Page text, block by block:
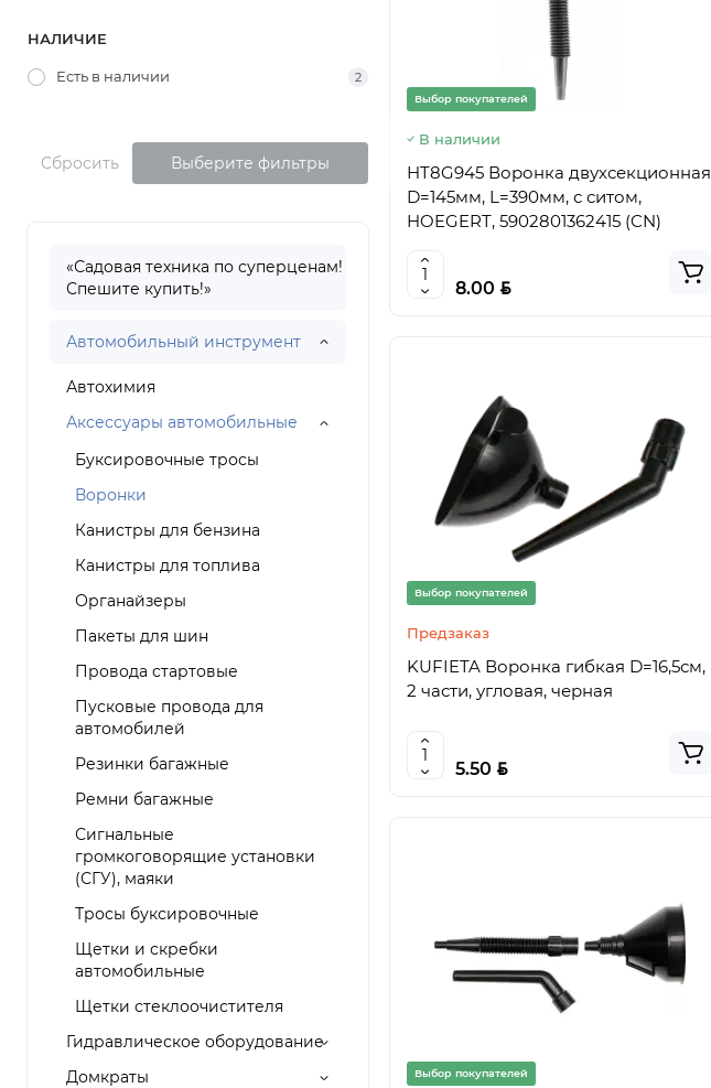
НАЛИЧИЕ
Есть в наличии 2
Сбросить Выберите фильтры
«Садовая техника по суперценам!
Спешите купить!»
Автомобильный инструмент
Автохимия
Аксессуары автомобильные
Буксировочные тросы
Воронки
Канистры для бензина
Канистры для топлива
Органайзеры
Пакеты для шин
Провода стартовые
Пусковые провода для
автомобилей
Резинки багажные
Ремни багажные
Сигнальные
громкоговорящие установки
(СГУ), маяки
Тросы буксировочные
Щетки и скребки
автомобильные
Щетки стеклоочистителя
Гидравлическое оборудование
Домкраты
Выбор покупателей
В наличии
HT8G945 Воронка двухсекционная
D=145мм, L=390мм, с ситом,
HOEGERT, 5902801362415 (CN)
8.00 BYN
Выбор покупателей
Предзаказ
KUFIETA Воронка гибкая D=16,5см,
2 части, угловая, черная
5.50 BYN
Выбор покупателей